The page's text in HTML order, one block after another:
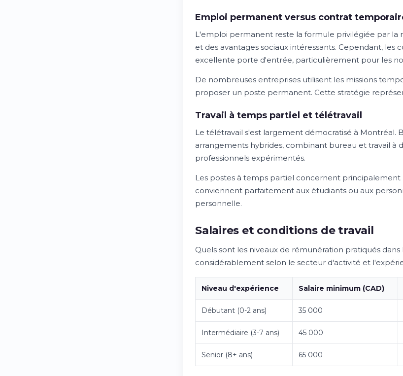
Emploi permanent versus contrat
L'emploi permanent reste la formule privilégiée par la
et des avantages sociaux intéressants. Cependant,
excellente porte d'entrée, particulièrement pour les
De nombreuses entreprises utilisent les missions
proposer un poste permanent. Cette stratégie
Travail à temps partiel et télétravail
Le télétravail s'est largement démocratisé à Montréal.
arrangements hybrides, combinant bureau et travail
professionnels expérimentés.
Les postes à temps partiel concernent principalement
conviennent parfaitement aux étudiants ou aux
personnelle.
Salaires et conditions de travail
Quels sont les niveaux de rémunération pratiqués
considérablement selon le secteur d'activité et
Niveau d'expérience Salaire minimum (CAD)
Débutant (0-2 ans) 35 000
Intermédiaire (3-7 ans) 45 000
Senior (8+ ans) 65 000